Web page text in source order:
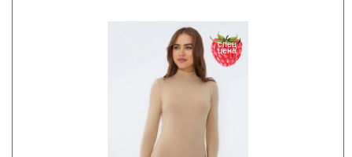
спец
цена